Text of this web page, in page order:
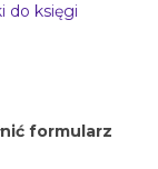
do księgi
formularz